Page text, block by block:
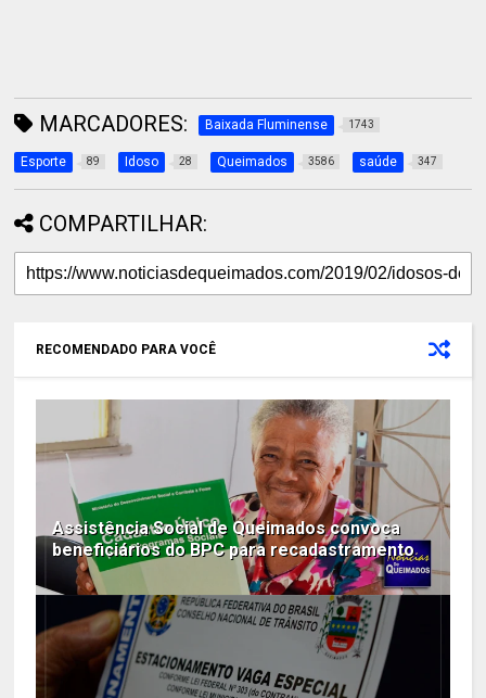
MARCADORES: Baixada Fluminense 1743
Esporte 89 Idoso 28 Queimados 3586 saúde 347
COMPARTILHAR:
RECOMENDADO PARA VOCÊ
Assistência Social de Queimados convoca
beneficiários do BPC para recadastramento